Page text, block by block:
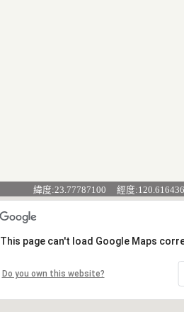
緯度:23.77787100 經度
This page can't load Google Maps
Do you own this website?